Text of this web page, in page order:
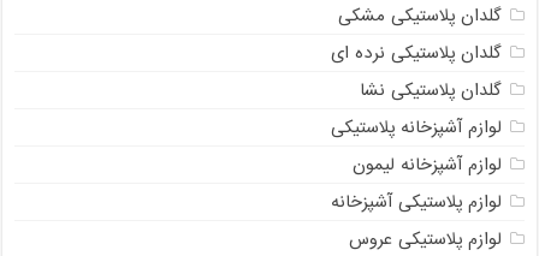
گلدان پلاستیکی مشکی
گلدان پلاستیکی نرده ای
گلدان پلاستیکی نشا
لوازم آشپزخانه پلاستیکی
لوازم آشپزخانه لیمون
لوازم پلاستیکی آشپزخانه
لوازم پلاستیکی عروس